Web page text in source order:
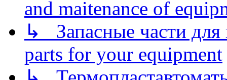
and maitenance of
↳ Запасные части для
parts for your equipment